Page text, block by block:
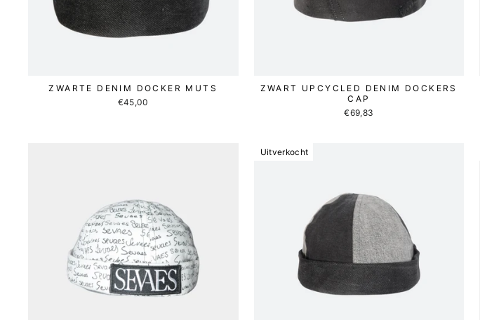
ZWARTE DENIM DOCKER MUTS
€45,00
ZWART UPCYCLED DENIM DOCKERS
CAP
€69,83
Uitverkocht